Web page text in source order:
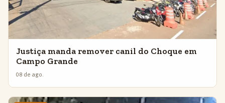
Justiça manda remover canil do Choque em
Campo Grande
08 de ago.